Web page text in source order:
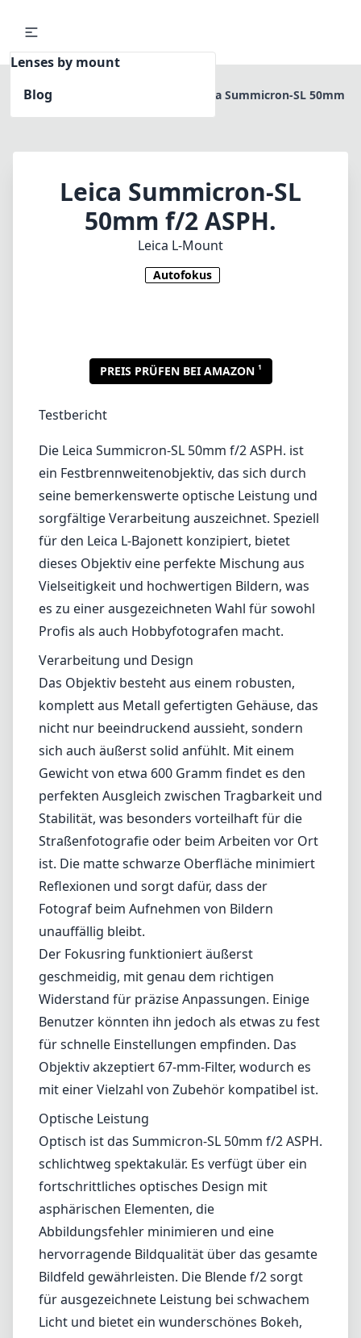
Lenses by mount
Blog
Home
Leica Summicron-SL 50mm
Leica Summicron-SL
50mm f/2 ASPH.
Leica L-Mount
Autofokus
PREIS PRÜFEN BEI AMAZON
Die Leica Summicron-SL 50mm f/2 ASPH. ist
ein Festbrennweitenobjektiv, das sich durch
seine bemerkenswerte optische Leistung und
sorgfältige Verarbeitung auszeichnet. Speziell
für den Leica L-Bajonett konzipiert, bietet
dieses Objektiv eine perfekte Mischung aus
Vielseitigkeit und hochwertigen Bildern, was
es zu einer ausgezeichneten Wahl für sowohl
Profis als auch Hobbyfotografen macht.
Verarbeitung und Design
Das Objektiv besteht aus einem robusten,
komplett aus Metall gefertigten Gehäuse, das
nicht nur beeindruckend aussieht, sondern
sich auch äußerst solid anfühlt. Mit einem
Gewicht von etwa 600 Gramm findet es den
perfekten Ausgleich zwischen Tragbarkeit und
Stabilität, was besonders vorteilhaft für die
Straßenfotografie oder beim Arbeiten vor Ort
ist. Die matte schwarze Oberfläche minimiert
Reflexionen und sorgt dafür, dass der
Fotograf beim Aufnehmen von Bildern
unauffällig bleibt.
Der Fokusring funktioniert äußerst
geschmeidig, mit genau dem richtigen
Widerstand für präzise Anpassungen. Einige
Benutzer könnten ihn jedoch als etwas zu fest
für schnelle Einstellungen empfinden. Das
Objektiv akzeptiert 67-mm-Filter, wodurch es
mit einer Vielzahl von Zubehör kompatibel ist.
Optische Leistung